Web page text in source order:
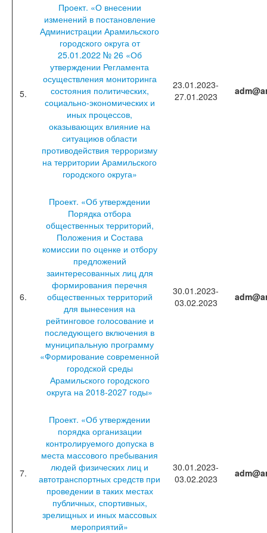
5.
Проект. «О внесении
изменений в постановление
Администрации Арамильского
городского округа от
25.01.2022 № 26 «Об
утверждении Регламента
осуществления мониторинга
состояния политических,
социально-экономических и
иных процессов,
оказывающих влияние на
ситуациюв области
противодействия терроризму
на территории Арамильского
городского округа»
23.01.2023-
27.01.2023
6.
Проект. «Об утверждении
Порядка отбора
общественных территорий,
Положения и Состава
комиссии по оценке и отбору
предложений
заинтересованных лиц для
формирования перечня
общественных территорий
для вынесения на
рейтинговое голосование и
последующего включения в
муниципальную программу
«Формирование современной
городской среды
Арамильского городского
округа на 2018-2027 годы»
30.01.2023-
03.02.2023
7.
Проект. «Об утверждении
порядка организации
контролируемого допуска в
места массового пребывания
людей физических лиц и
автотранспортных средств при
проведении в таких местах
публичных, спортивных,
зрелищных и иных массовых
мероприятий»
30.01.2023-
03.02.2023